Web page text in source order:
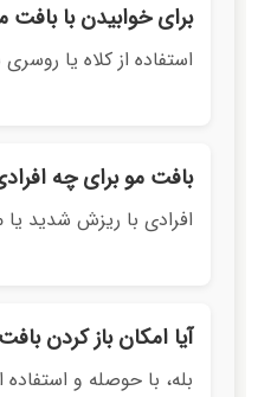
برای خوابیدن با بافت
استفاده از کلاه یا
بافت مو برای چه
افرادی با ریزش شدید
آیا امکان باز کردن
بله، با حوصله و استفاده